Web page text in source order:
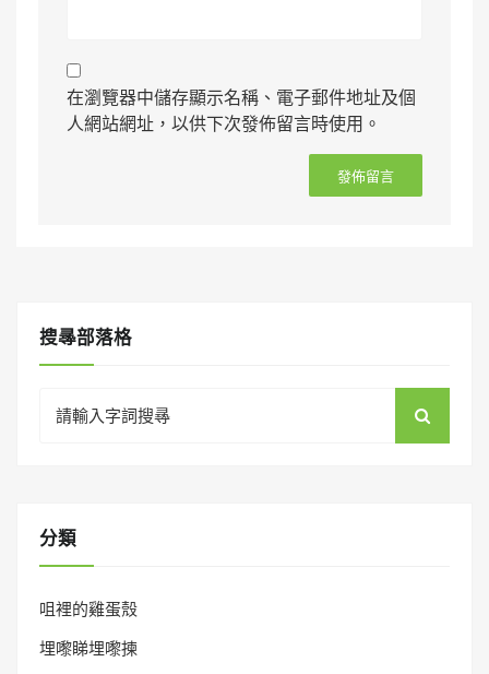
在瀏覽器中儲存顯示名稱、電子郵件地址及個
人網站網址，以供下次發佈留言時使用。
搜㝷部落格
for:
分類
咀裡的雞蛋殼
埋嚟睇埋嚟揀